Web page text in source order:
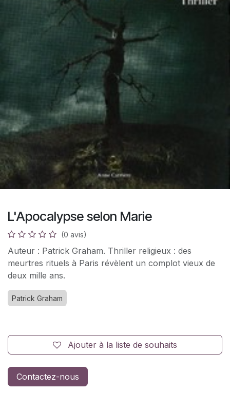
L'Apocalypse selon Marie
(0 avis)
Auteur : Patrick Graham. Thriller religieux : des
meurtres rituels à Paris révèlent un complot vieux de
deux mille ans.
Patrick Graham
Ajouter à la liste de souhaits
Contactez-nous